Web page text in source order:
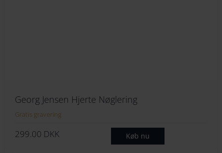
Georg Jensen Hjerte Nøglering
Gratis gravering
299.00 DKK Køb nu